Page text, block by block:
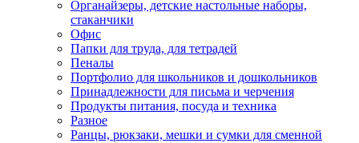
Органайзеры, детские настольные наборы,
стаканчики
Офис
Папки для труда, для тетрадей
Пеналы
Портфолио для школьников и дошкольников
Принадлежности для письма и черчения
Продукты питания, посуда и техника
Разное
Ранцы, рюкзаки, мешки и сумки для сменной